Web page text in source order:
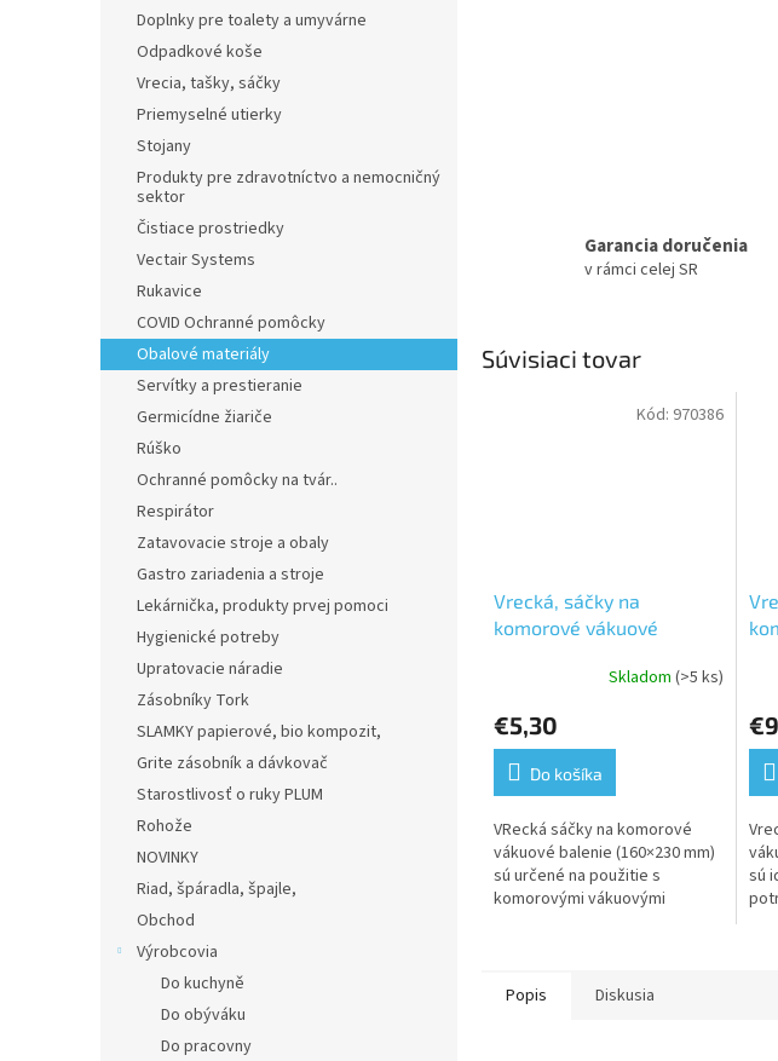
Doplnky pre toalety a umyvárne
Odpadkové koše
Vrecia, tašky, sáčky
Priemyselné utierky
Stojany
Produkty pre zdravotníctvo a nemocničný
sektor
Čistiace prostriedky
Vectair Systems
Rukavice
COVID Ochranné pomôcky
Obalové materiály
Servítky a prestieranie
Germicídne žiariče
Rúško
Ochranné pomôcky na tvár..
Respirátor
Zatavovacie stroje a obaly
Gastro zariadenia a stroje
Lekárnička, produkty prvej pomoci
Hygienické potreby
Upratovacie náradie
Zásobníky Tork
SLAMKY papierové, bio kompozit,
Grite zásobník a dávkovač
Starostlivosť o ruky PLUM
Rohože
NOVINKY
Riad, špáradla, špajle,
Obchod
Výrobcovia
Do kuchyně
Do obýváku
Do pracovny
Garancia doručenia
v rámci celej SR
Súvisiaci tovar
Vrecká, sáčky na
komorové vákuové
Skladom (>5 ks)
€5,30
Do košíka
VRecká sáčky na komorové
vákuové balenie (160×230 mm)
sú určené na použitie s
komorovými vákuovými
Kód: 970386
sú
Popis Diskusia